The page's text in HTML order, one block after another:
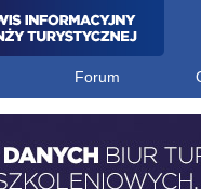
Forum